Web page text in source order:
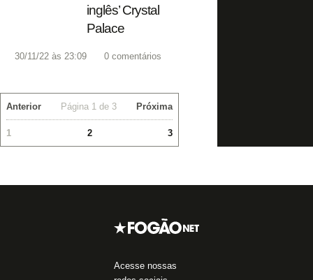
inglês’ Crystal
Palace
30/11/22 às 23:09 0 comentários
Anterior Página 1 de 3 Próxima
1 2 3
Acesse nossas